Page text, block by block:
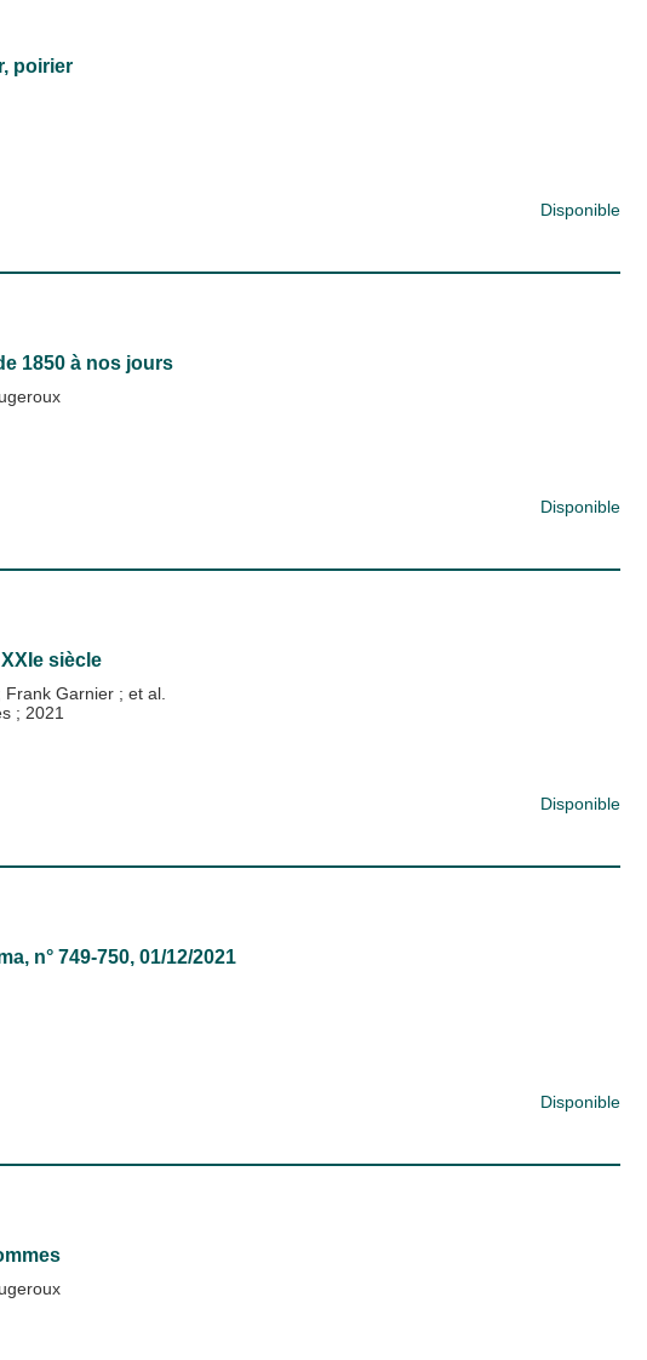
poirier
Disponible
1850 à nos jours
Disponible
siècle
Frank Garnier ; et al.
; 2021
Disponible
, n° 749-750, 01/12/2021
Disponible